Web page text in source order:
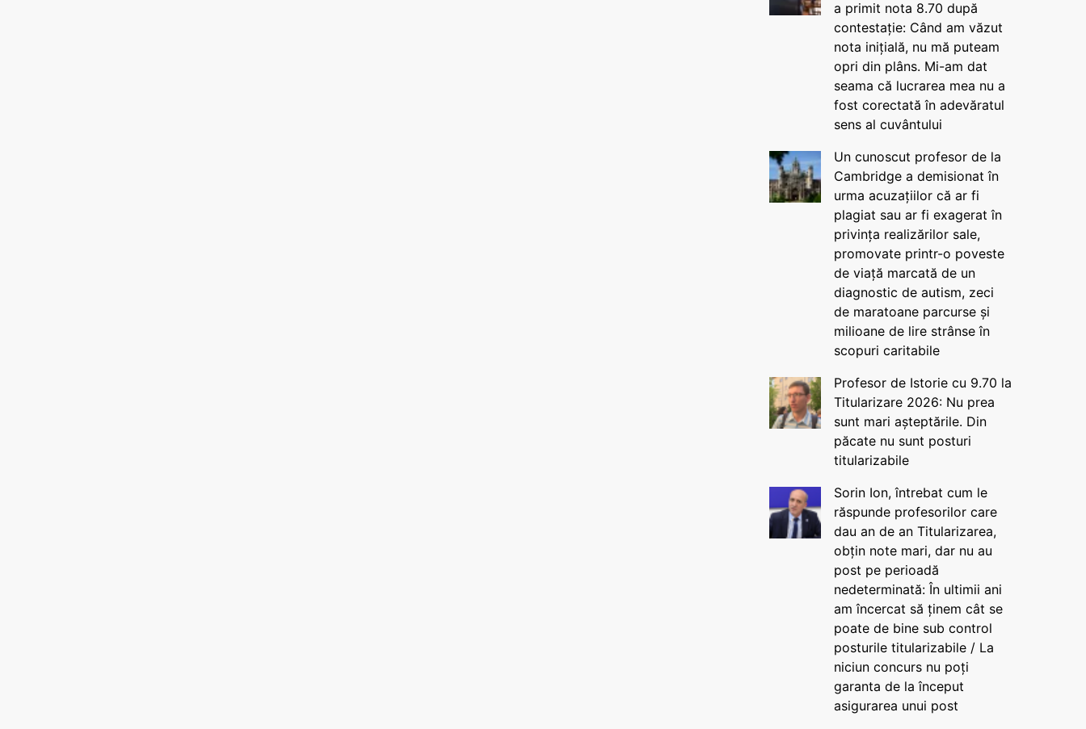
a primit nota 8.70 după
contestație: Când am văzut
nota inițială, nu mă puteam
opri din plâns. Mi-am dat
seama că lucrarea mea nu a
fost corectată în adevăratul
sens al cuvântului
Un cunoscut profesor de la
Cambridge a demisionat în
urma acuzațiilor că ar fi
plagiat sau ar fi exagerat în
privința realizărilor sale,
promovate printr-o poveste
de viață marcată de un
diagnostic de autism, zeci
de maratoane parcurse și
milioane de lire strânse în
scopuri caritabile
Profesor de Istorie cu 9.70 la
Titularizare 2026: Nu prea
sunt mari așteptările. Din
păcate nu sunt posturi
titularizabile
Sorin Ion, întrebat cum le
răspunde profesorilor care
dau an de an Titularizarea,
obțin note mari, dar nu au
post pe perioadă
nedeterminată: În ultimii ani
am încercat să ținem cât se
poate de bine sub control
posturile titularizabile / La
niciun concurs nu poți
garanta de la început
asigurarea unui post